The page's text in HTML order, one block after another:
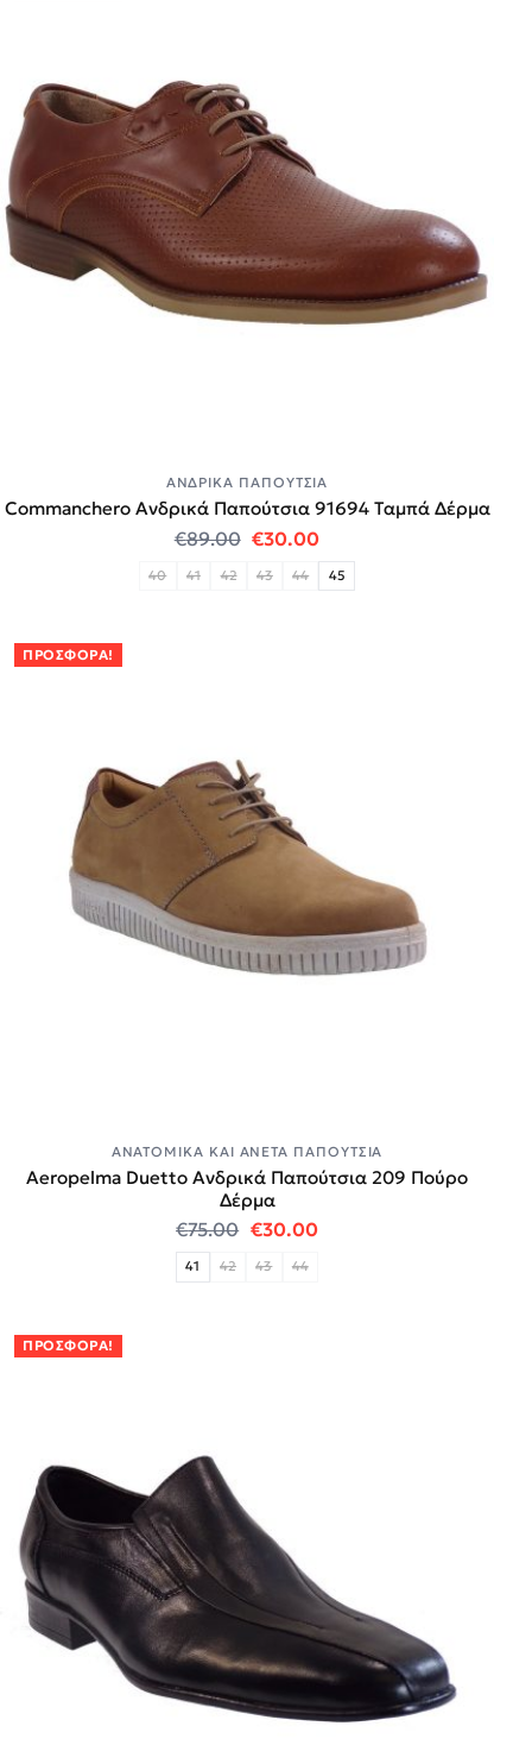
ΑΝΔΡΙΚΆ ΠΑΠΟΎΤΣΙΑ
Commanchero Ανδρικά Παπούτσια 91694 Ταμπά Δέρμα
€89.00 Original price was: €89.00.
€30.00Η τρέχουσα τιμή
40 41 42 43 44 45
ΠΡΟΣΦΟΡΆ!
ΑΝΑΤΟΜΙΚΆ ΚΑΙ ΆΝΕΤΑ ΠΑΠΟΎΤΣΙΑ
Aeropelma Duetto Ανδρικά Παπούτσια 209 Πούρο
Δέρμα
€75.00 Original price was: €75.00.
€30.00Η τρέχουσα τιμή
41 42 43 44
ΠΡΟΣΦΟΡΆ!